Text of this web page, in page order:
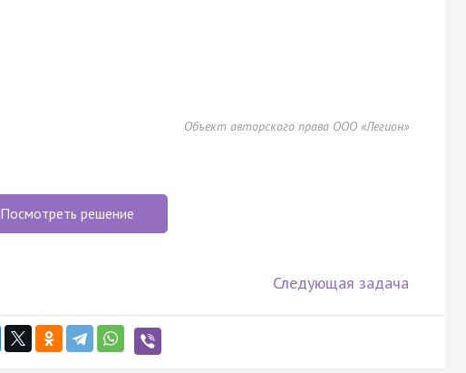
Объект авторского права ООО «Легион»
Посмотреть решение
Следующая задача